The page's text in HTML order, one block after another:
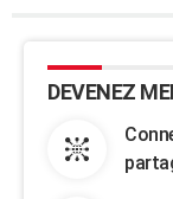
DEVENEZ